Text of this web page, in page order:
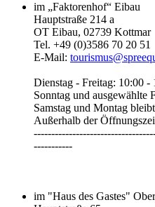
im „Faktorenhof“ Eibau
Hauptstraße 214 a
OT Eibau, 02739 Kottmar
Tel. +49 (0)3586 70 20 51
E-Mail:
Dienstag - Freitag: 10:00
Sonntag und ausgewählte
Samstag und Montag
Außerhalb der
-----------‎
im "Haus des Gastes"